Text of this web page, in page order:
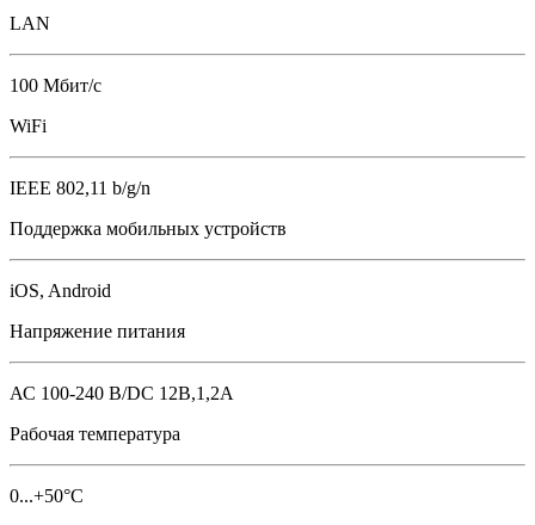
LAN
100 Мбит/с
WiFi
IEEE 802,11 b/g/n
Поддержка мобильных устройств
iOS, Android
Напряжение питания
АС 100-240 В/DC 12B,1,2А
Рабочая температура
0...+50°С